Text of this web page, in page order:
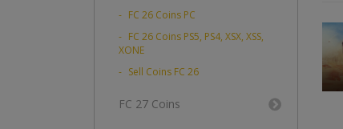
FC 26 Coins PC
FC 26 Coins PS5, PS4, XSX, XSS,
XONE
Sell Coins FC 26
FC 27 Coins